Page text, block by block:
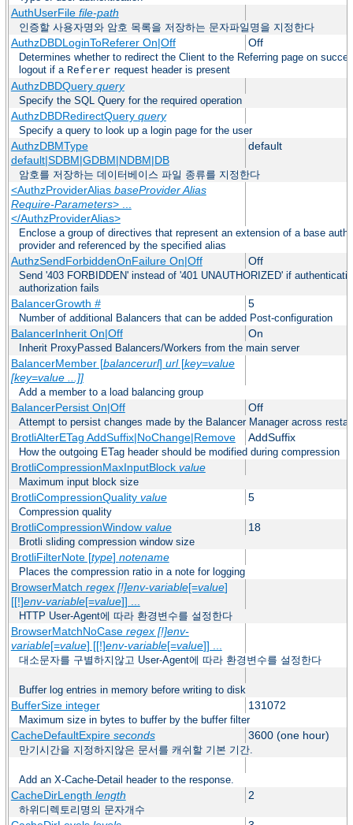
AuthUserFile file-path
인증할 사용자명와 암호 목록을 저장하는 문자파일명을 지정한다
AuthzDBDLoginToReferer On|Off Off
Determines whether to redirect the Client to the Referring page on
logout if a Referer request header is present
AuthzDBDQuery query
Specify the SQL Query for the required operation
AuthzDBDRedirectQuery query
Specify a query to look up a login page for the user
AuthzDBMType
default|SDBM|GDBM|NDBM|DB
default
암호를 저장하는 데이터베이스 파일 종류를 지정한다
<AuthzProviderAlias baseProvider Alias
Require-Parameters> ...
</AuthzProviderAlias>
Enclose a group of directives that represent an extension of a base
provider and referenced by the specified alias
AuthzSendForbiddenOnFailure On|Off Off
Send '403 FORBIDDEN' instead of '401 UNAUTHORIZED' if
authorization fails
BalancerGrowth # 5
Number of additional Balancers that can be added Post-configuration
BalancerInherit On|Off On
Inherit ProxyPassed Balancers/Workers from the main server
BalancerMember [balancerurl] url[key=value
[key=value ...]]
Add a member to a load balancing group
BalancerPersist On|Off Off
Attempt to persist changes made by the Balancer Manager across
BrotliAlterETag AddSuffix|NoChange|Remove AddSuffix
How the outgoing ETag header should be modified during compression
BrotliCompressionMaxInputBlock value
Maximum input block size
BrotliCompressionQuality value 5
Compression quality
BrotliCompressionWindow value 18
Brotli sliding compression window size
BrotliFilterNote [type] notename
Places the compression ratio in a note for logging
BrowserMatch regex [!]env-variable[=value]
[[!]env-variable[=value]] ...
HTTP User-Agent에 따라 환경변수를 설정한다
BrowserMatchNoCase regex [!]env-
variable[=value] [[!]env-variable[=value]] ...
대소문자를 구별하지않고 User-Agent에 따라 환경변수를 설정한다
Buffer log entries in memory before writing to disk
BufferSize integer 131072
Maximum size in bytes to buffer by the buffer filter
CacheDefaultExpire seconds 3600 (one hour)
만기시간을 지정하지않은 문서를 캐쉬할 기본 기간.
Add an X-Cache-Detail header to the response.
CacheDirLength length 2
하위디렉토리명의 문자개수